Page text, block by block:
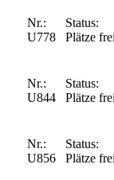
Nr.:
U778
Status:
Plätze
Nr.:
U844
Status:
Plätze
Nr.:
U856
Status:
Plätze